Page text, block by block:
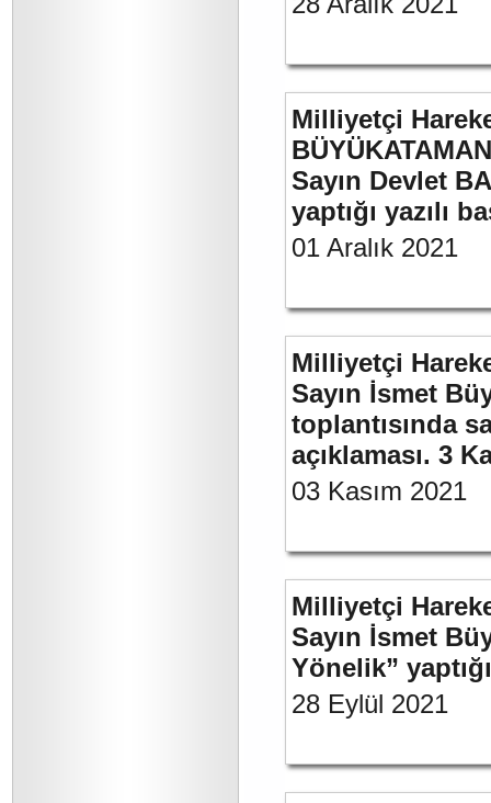
Milliyetçi
Sayın Devlet
yaptığı yazılı
01 Aralık 2021
Milliyetçi
Sayın İsmet
toplantısında
açıklaması. 3
03 Kasım 2021
Milliyetçi
Sayın İsmet
Yönelik”
28 Eylül 2021